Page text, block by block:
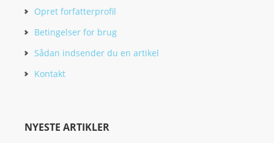
Opret forfatterprofil
Betingelser for brug
Sådan indsender du en artikel
Kontakt
NYESTE ARTIKLER